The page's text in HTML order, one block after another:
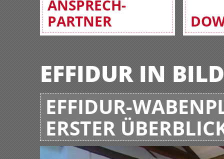
ANSPRECH-
PARTNER
EFFIDUR IN
EFFIDUR-
ERSTER